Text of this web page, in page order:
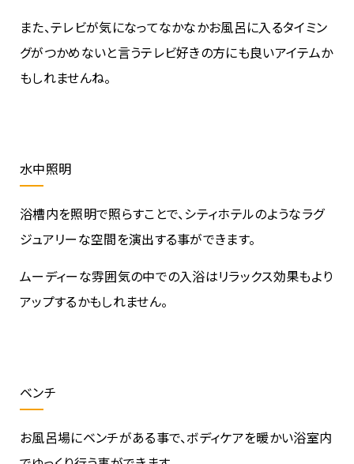
また、テレビが気になってなかなかお風呂に入るタイミン
グがつかめないと言うテレビ好きの方にも良いアイテムか
もしれませんね。
水中照明
浴槽内を照明で照らすことで、シティホテルのようなラグ
ジュアリーな空間を演出する事ができます。
ムーディーな雰囲気の中での入浴はリラックス効果もより
アップするかもしれません。
ベンチ
お風呂場にベンチがある事で、ボディケアを暖かい浴室内